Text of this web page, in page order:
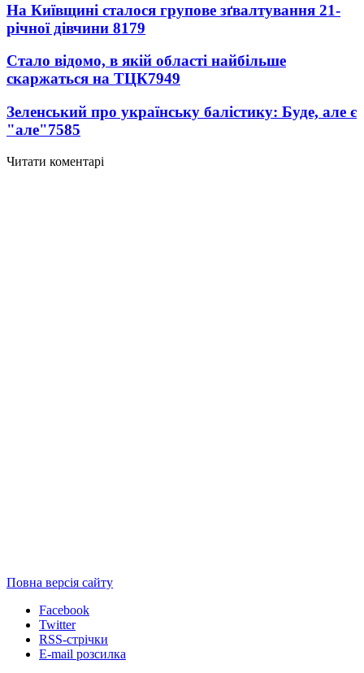
На Київщині сталося групове зґвалтування 21-
річної дівчини 8179
Стало відомо, в якій області найбільше
скаржаться на ТЦК7949
Зеленський про українську балістику: Буде, але є
"але"7585
Читати коментарі
Повна версія сайту
Facebook
Twitter
RSS-стрічки
E-mail розсилка